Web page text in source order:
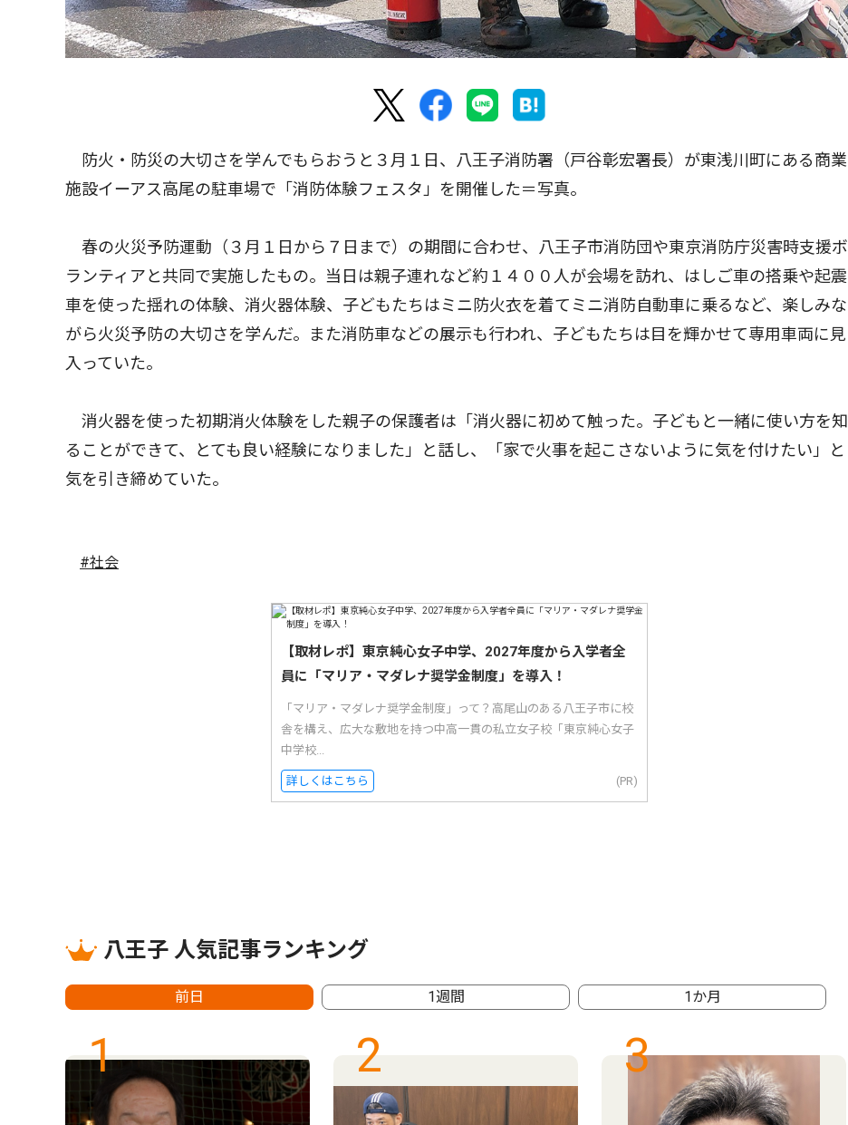
防火・防災の大切さを学んでもらおうと３月１日、八王子消防署（戸谷彰宏署長）が東浅川町にある商業
施設イーアス高尾の駐車場で「消防体験フェスタ」を開催した＝写真。
春の火災予防運動（３月１日から７日まで）の期間に合わせ、八王子市消防団や東京消防庁災害時支援ボ
ランティアと共同で実施したもの。当日は親子連れなど約１４００人が会場を訪れ、はしご車の搭乗や起震
車を使った揺れの体験、消火器体験、子どもたちはミニ防火衣を着てミニ消防自動車に乗るなど、楽しみな
がら火災予防の大切さを学んだ。また消防車などの展示も行われ、子どもたちは目を輝かせて専用車両に見
入っていた。
消火器を使った初期消火体験をした親子の保護者は「消火器に初めて触った。子どもと一緒に使い方を知
ることができて、とても良い経験になりました」と話し、「家で火事を起こさないように気を付けたい」と
気を引き締めていた。
#社会
【取材レポ】東京純心女子中学、2027年度から入学者全
員に「マリア・マダレナ奨学金制度」を導入！
「マリア・マダレナ奨学金制度」って？高尾山のある八王子市に校
舎を構え、広大な敷地を持つ中高一貫の私立女子校「東京純心女子
中学校...
詳しくはこちら (PR)
八王子 人気記事ランキング
前日 1週間 1か月
1 2 3